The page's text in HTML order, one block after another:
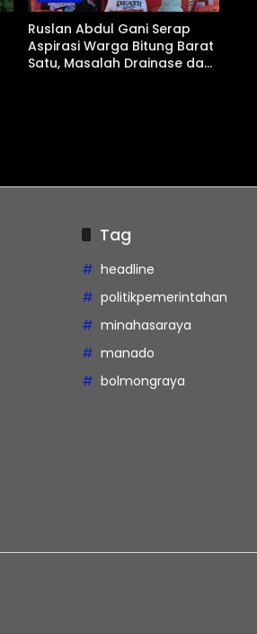
Ruslan Abdul Gani Serap
Aspirasi Warga Bitung Barat
Satu, Masalah Drainase dan
Tag
headline
politikpemerintahan
minahasaraya
manado
bolmongraya